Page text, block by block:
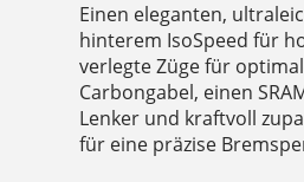
Einen eleganten,
hinterem IsoSpeed für
verlegte Züge für
Carbongabel, einen
Lenker und kraftvoll
für eine präzise